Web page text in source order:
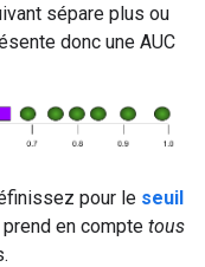
sépare plus ou
donc une AUC
pour le seuil
prend en compte tous